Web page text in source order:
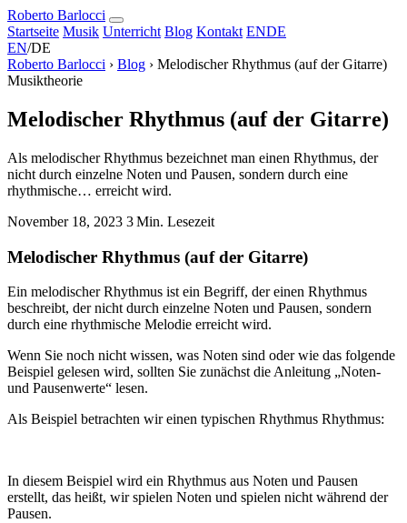
Roberto Barlocci
Startseite Musik Unterricht Blog Kontakt ENDE
EN/DE
Roberto Barlocci › Blog › Melodischer Rhythmus (auf der Gitarre)
Musiktheorie
Melodischer Rhythmus (auf der Gitarre)
Als melodischer Rhythmus bezeichnet man einen Rhythmus, der
nicht durch einzelne Noten und Pausen, sondern durch eine
rhythmische… erreicht wird.
November 18, 2023 3 Min. Lesezeit
Melodischer Rhythmus (auf der Gitarre)
Ein melodischer Rhythmus ist ein Begriff, der einen Rhythmus
beschreibt, der nicht durch einzelne Noten und Pausen, sondern
durch eine rhythmische Melodie erreicht wird.
Wenn Sie noch nicht wissen, was Noten sind oder wie das folgende
Beispiel gelesen wird, sollten Sie zunächst die Anleitung „Noten-
und Pausenwerte“ lesen.
Als Beispiel betrachten wir einen typischen Rhythmus Rhythmus:
In diesem Beispiel wird ein Rhythmus aus Noten und Pausen
erstellt, das heißt, wir spielen Noten und spielen nicht während der
Pausen.